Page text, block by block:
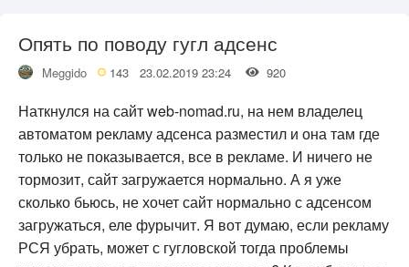
Опять по поводу гугл адсенс
Meggido 143 23.02.2019 23:24 920
Наткнулся на сайт web-nomad.ru, на нем владелец
автоматом рекламу адсенса разместил и она там где
только не показывается, все в рекламе. И ничего не
тормозит, сайт загружается нормально. А я уже
сколько бьюсь, не хочет сайт нормально с адсенсом
загружаться, еле фурычит. Я вот думаю, если рекламу
РСЯ убрать, может с гугловской тогда проблемы